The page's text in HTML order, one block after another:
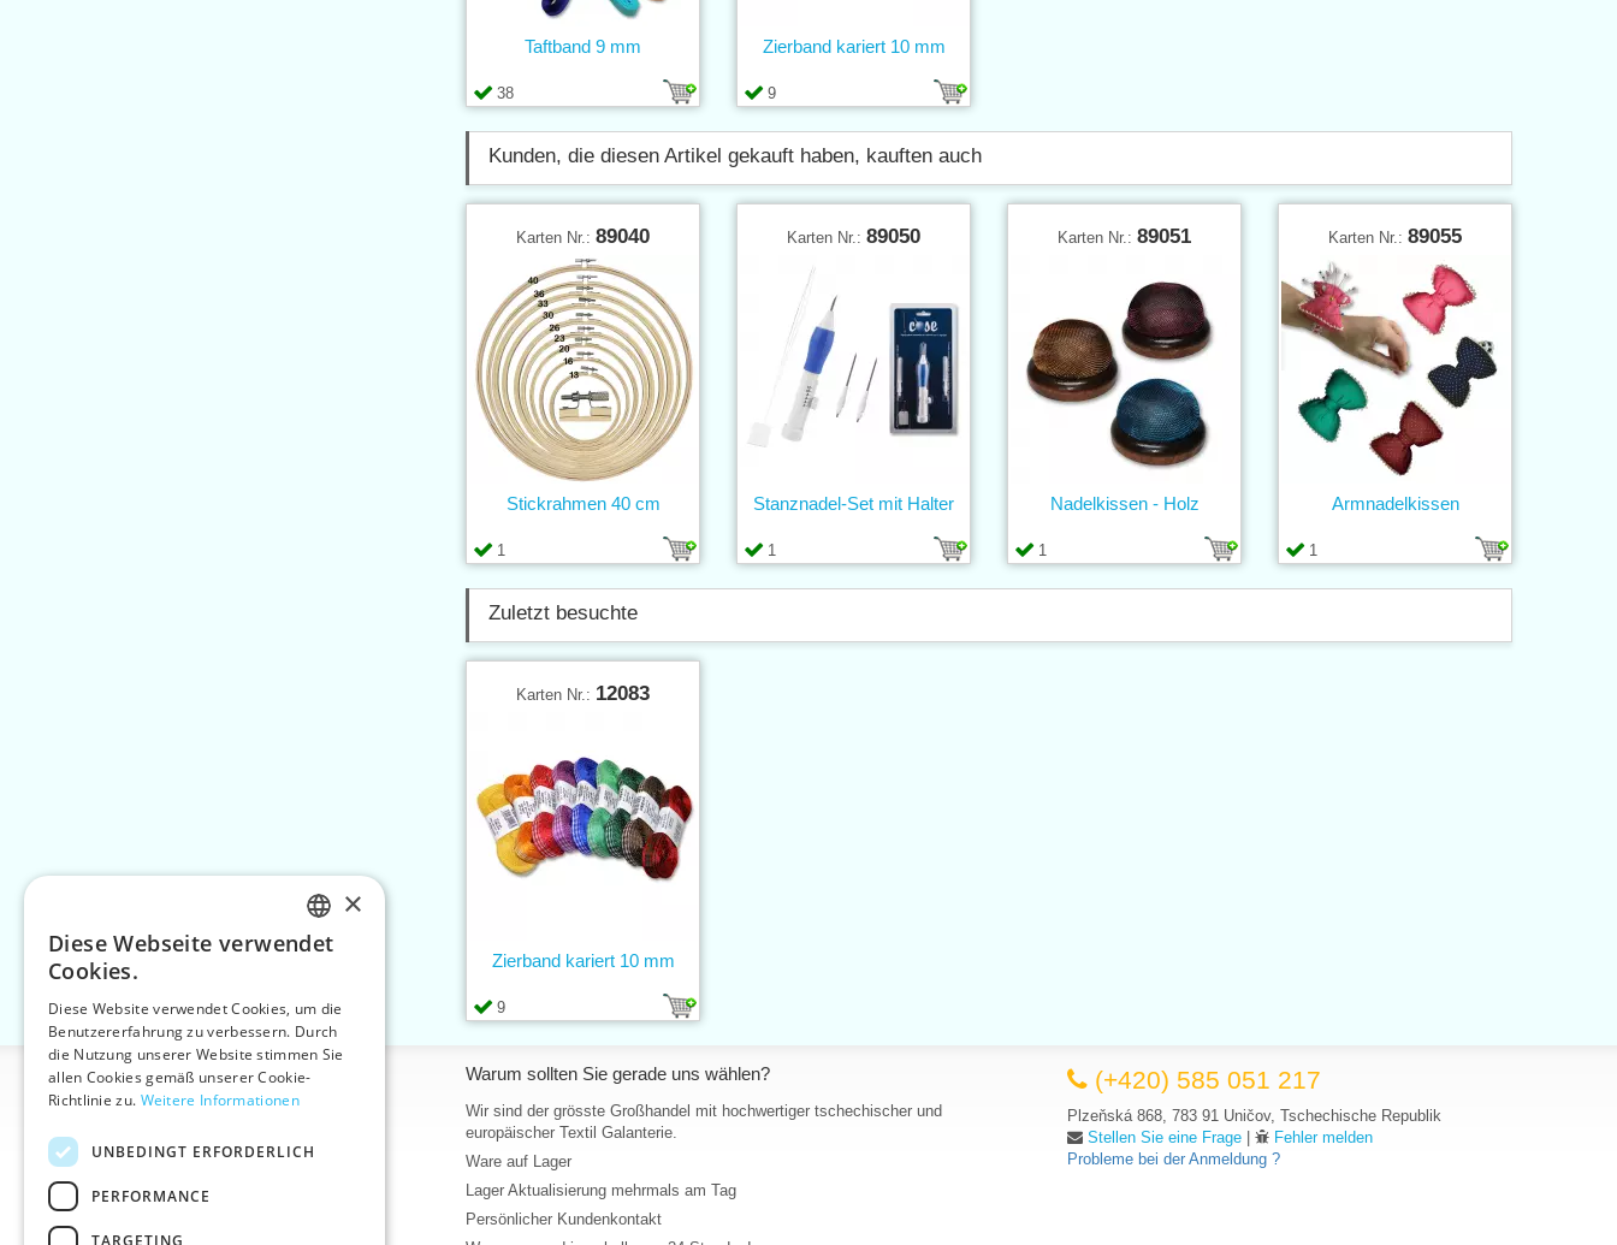
38
Taftband 9 mm
9
Zierband kariert 10 mm
Kunden, die diesen Artikel gekauft haben, kauften auch
Karten Nr.: 89040
1
Stickrahmen 40 cm
Karten Nr.: 89050
1
Stanznadel-Set mit Halter
Karten Nr.: 89051
1
Nadelkissen - Holz
Karten Nr.: 89055
1
Armnadelkissen
Zuletzt besuchte
Karten Nr.: 12083
9
Zierband kariert 10 mm
Informationen
Home
Über uns
Warum sollten Sie gerade uns wählen?
Wir sind der grösste Großhandel mit hochwertiger tschechischer und
europäischer Textil Galanterie.
Ware auf Lager
Lager Aktualisierung mehrmals am Tag
Persönlicher Kundenkontakt
(+420) 585 051 217
Plzeňská 868, 783 91 Uničov, Tschechische Republik
Stellen Sie eine Frage |
Fehler melden
Probleme bei der Anmeldung ?
CZECH
ENGLISH
×
Diese Webseite verwendet
Cookies.
Diese Website verwendet Cookies, um die
Benutzererfahrung zu verbessern. Durch
die Nutzung unserer Website stimmen Sie
allen Cookies gemäß unserer Cookie-
Richtlinie zu. Weitere Informationen
UNBEDINGT ERFORDERLICH
PERFORMANCE
TARGETING